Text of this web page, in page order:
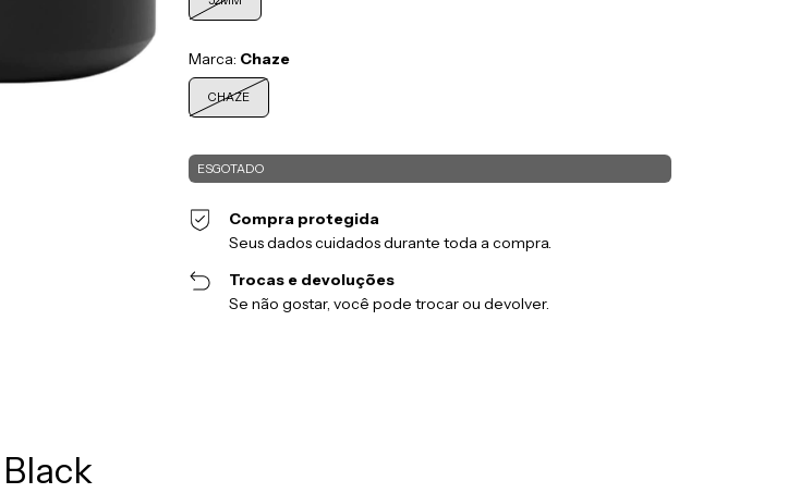
Marca: Chaze
CHAZE
Compra protegida
Seus dados cuidados durante toda a compra.
Trocas e devoluções
Se não gostar, você pode trocar ou devolver.